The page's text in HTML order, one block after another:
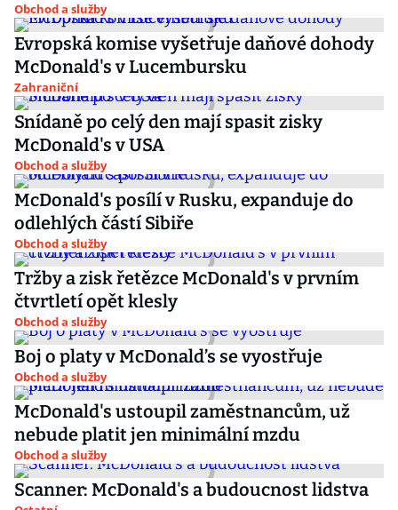
Obchod a služby
Evropská komise vyšetřuje daňové dohody
McDonald's v Lucembursku
Zahraniční
Snídaně po celý den mají spasit zisky
McDonald's v USA
Obchod a služby
McDonald's posílí v Rusku, expanduje do
odlehlých částí Sibiře
Obchod a služby
Tržby a zisk řetězce McDonald's v prvním
čtvrtletí opět klesly
Obchod a služby
Boj o platy v McDonald’s se vyostřuje
Obchod a služby
McDonald's ustoupil zaměstnancům, už
nebude platit jen minimální mzdu
Obchod a služby
Scanner: McDonald's a budoucnost lidstva